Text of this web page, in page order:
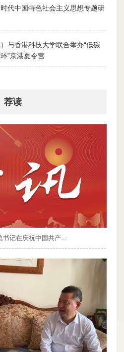
代中国特色社会主义思想专题研
与香港科技大学联合举办“低碳
”京港夏令营
荐读
书记在庆祝中国共产...